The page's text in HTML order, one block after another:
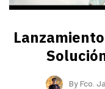
ByFco.